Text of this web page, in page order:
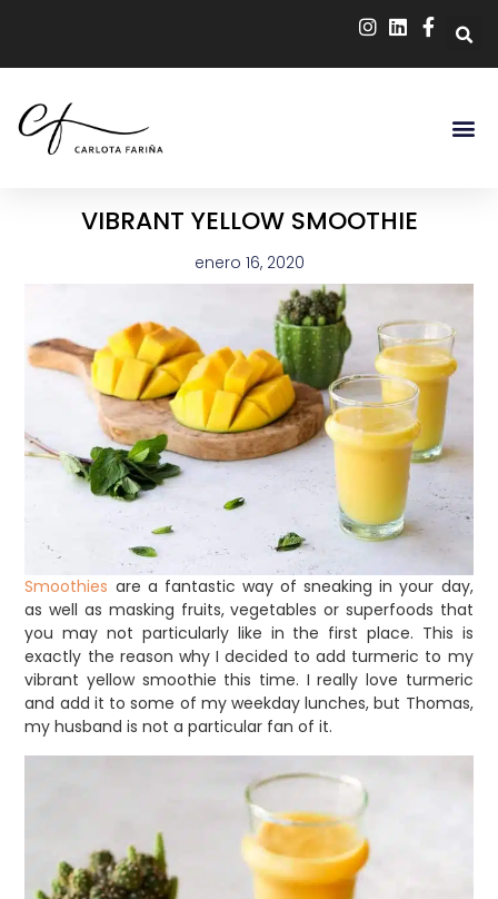
VIBRANT YELLOW SMOOTHIE
enero 16, 2020
Smoothies are a fantastic way of sneaking in your day,
as well as masking fruits, vegetables or superfoods that
you may not particularly like in the first place. This is
exactly the reason why I decided to add turmeric to my
vibrant yellow smoothie this time. I really love turmeric
and add it to some of my weekday lunches, but Thomas,
my husband is not a particular fan of it.